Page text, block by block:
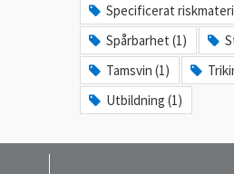
Specificerat
Spårbarhet (1)
Tamsvin (1)
Utbildning (1)